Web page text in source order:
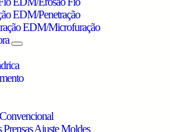
EDM/Penetração
EDM/Microfuração
Convencional
Prensas Ajuste Moldes